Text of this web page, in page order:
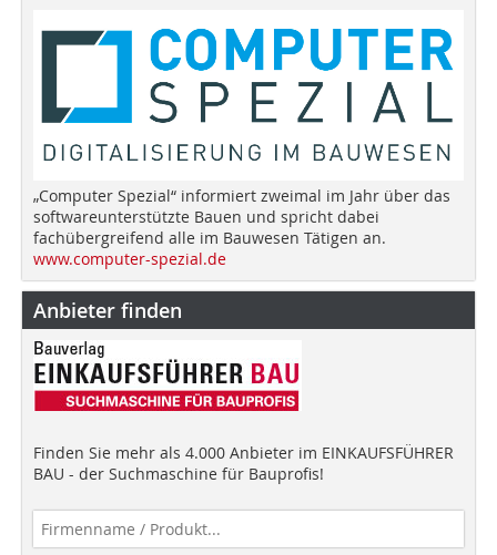
„Computer Spezial“ informiert zweimal im Jahr über das
softwareunterstützte Bauen und spricht dabei
fachübergreifend alle im Bauwesen Tätigen an.
www.computer-spezial.de
Anbieter finden
Finden Sie mehr als 4.000 Anbieter im EINKAUFSFÜHRER
BAU - der Suchmaschine für Bauprofis!